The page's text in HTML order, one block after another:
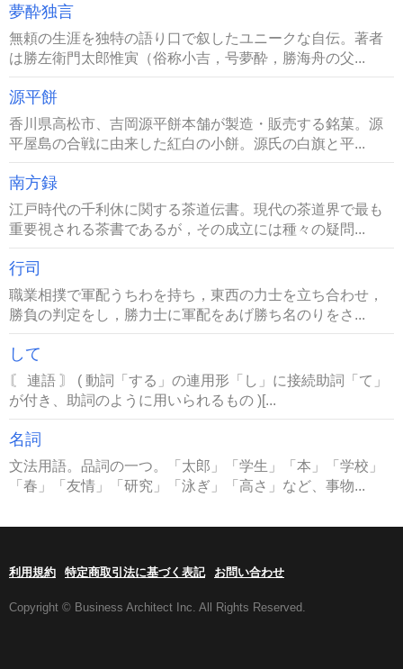
夢酔独言
無頼の生涯を独特の語り口で叙したユニークな自伝。著者
は勝左衛門太郎惟寅（俗称小吉，号夢酔，勝海舟の父...
源平餅
香川県高松市、吉岡源平餅本舗が製造・販売する銘菓。源
平屋島の合戦に由来した紅白の小餅。源氏の白旗と平...
南方録
江戸時代の千利休に関する茶道伝書。現代の茶道界で最も
重要視される茶書であるが，その成立には種々の疑問...
行司
職業相撲で軍配うちわを持ち，東西の力士を立ち合わせ，
勝負の判定をし，勝力士に軍配をあげ勝ち名のりをさ...
して
〘 連語 〙 ( 動詞「する」の連用形「し」に接続助詞「て」
が付き、助詞のように用いられるもの )[...
名詞
文法用語。品詞の一つ。「太郎」「学生」「本」「学校」
「春」「友情」「研究」「泳ぎ」「高さ」など、事物...
利用規約 特定商取引法に基づく表記 お問い合わせ
Copyright © Business Architect Inc. All Rights Reserved.